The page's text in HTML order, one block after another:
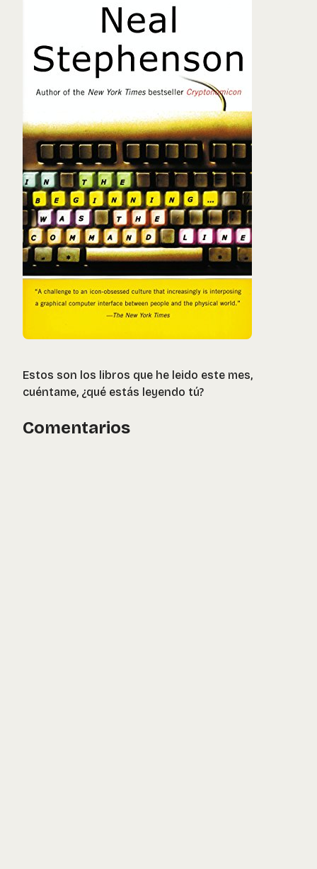
Estos son los libros que he leido este mes,
cuéntame, ¿qué estás leyendo tú?
Comentarios